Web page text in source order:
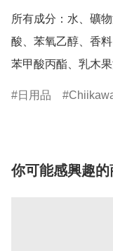
所有成分：水、礦
酸、苯氧乙醇、香
苯甲酸丙酯、乳木
日用品
你可能感興趣的